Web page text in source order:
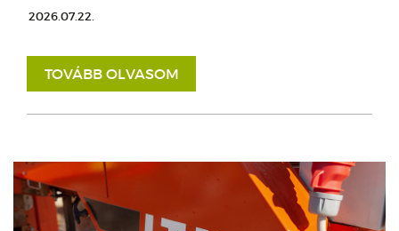
2026.07.22.
TOVÁBB OLVASOM